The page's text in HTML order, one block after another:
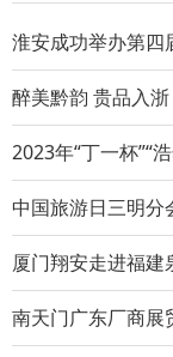
淮安成功举办第四
醉美黔韵 贵品入
2023年“丁一杯”“
中国旅游日三明分
厦门翔安走进福建
南天门广东厂商展